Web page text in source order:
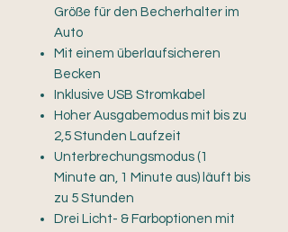
Größe für den Becherhalter im
Auto
Mit einem überlaufsicheren
Becken
Inklusive USB Stromkabel
Hoher Ausgabemodus mit bis zu
2,5 Stunden Laufzeit
Unterbrechungsmodus (1
Minute an, 1 Minute aus) läuft bis
zu 5 Stunden
Drei Licht- & Farboptionen mit